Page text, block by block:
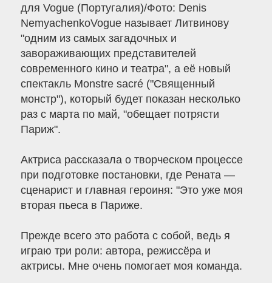
для Vogue (Португалия)/Фото: Denis
NemyachenkoVogue называет Литвинову
"одним из самых загадочных и
завораживающих представителей
современного кино и театра", а её новый
спектакль Monstre sacré ("Священный
монстр"), который будет показан несколько
раз с марта по май, "обещает потрясти
Париж".
Актриса рассказала о творческом процессе
при подготовке постановки, где Рената —
сценарист и главная героиня: "Это уже моя
вторая пьеса в Париже.
Прежде всего это работа с собой, ведь я
играю три роли: автора, режиссёра и
актрисы. Мне очень помогает моя команда.